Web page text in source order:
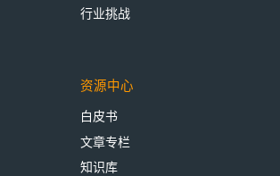
行业挑战
资源中心
白皮书
文章专栏
知识库